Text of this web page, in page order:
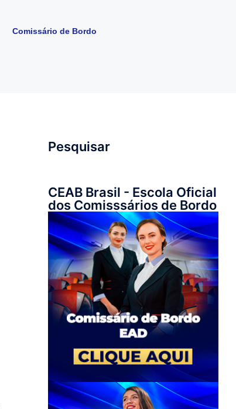
Comissário de Bordo
Pesquisar
CEAB Brasil - Escola Oficial
dos Comisssários de Bordo